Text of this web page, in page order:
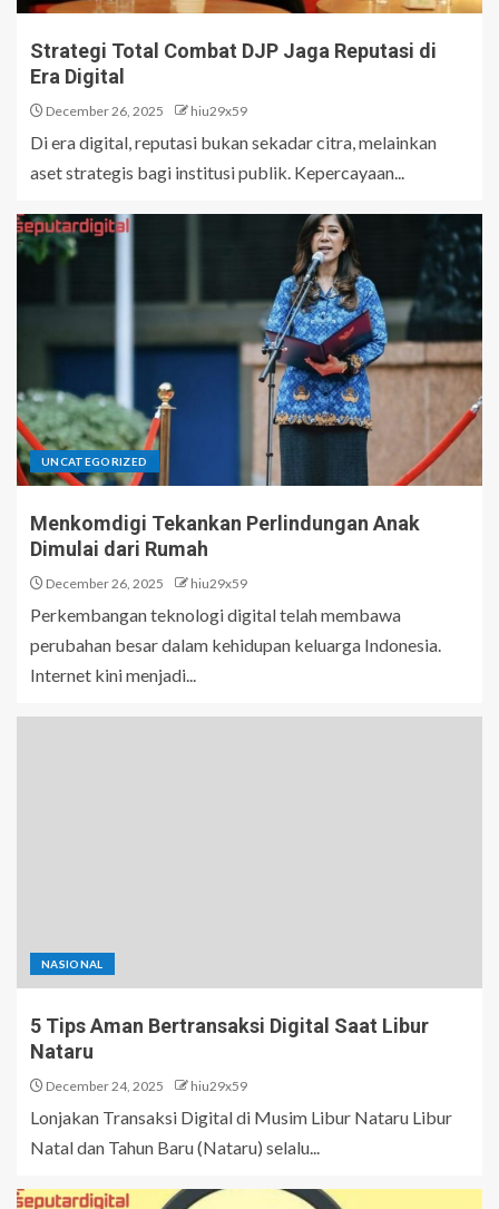
Strategi Total Combat DJP Jaga Reputasi di
Era Digital
December 26, 2025 hiu29x59
Di era digital, reputasi bukan sekadar citra, melainkan
aset strategis bagi institusi publik. Kepercayaan...
UNCATEGORIZED
Menkomdigi Tekankan Perlindungan Anak
Dimulai dari Rumah
December 26, 2025 hiu29x59
Perkembangan teknologi digital telah membawa
perubahan besar dalam kehidupan keluarga Indonesia.
Internet kini menjadi...
NASIONAL
5 Tips Aman Bertransaksi Digital Saat Libur
Nataru
December 24, 2025 hiu29x59
Lonjakan Transaksi Digital di Musim Libur Nataru Libur
Natal dan Tahun Baru (Nataru) selalu...